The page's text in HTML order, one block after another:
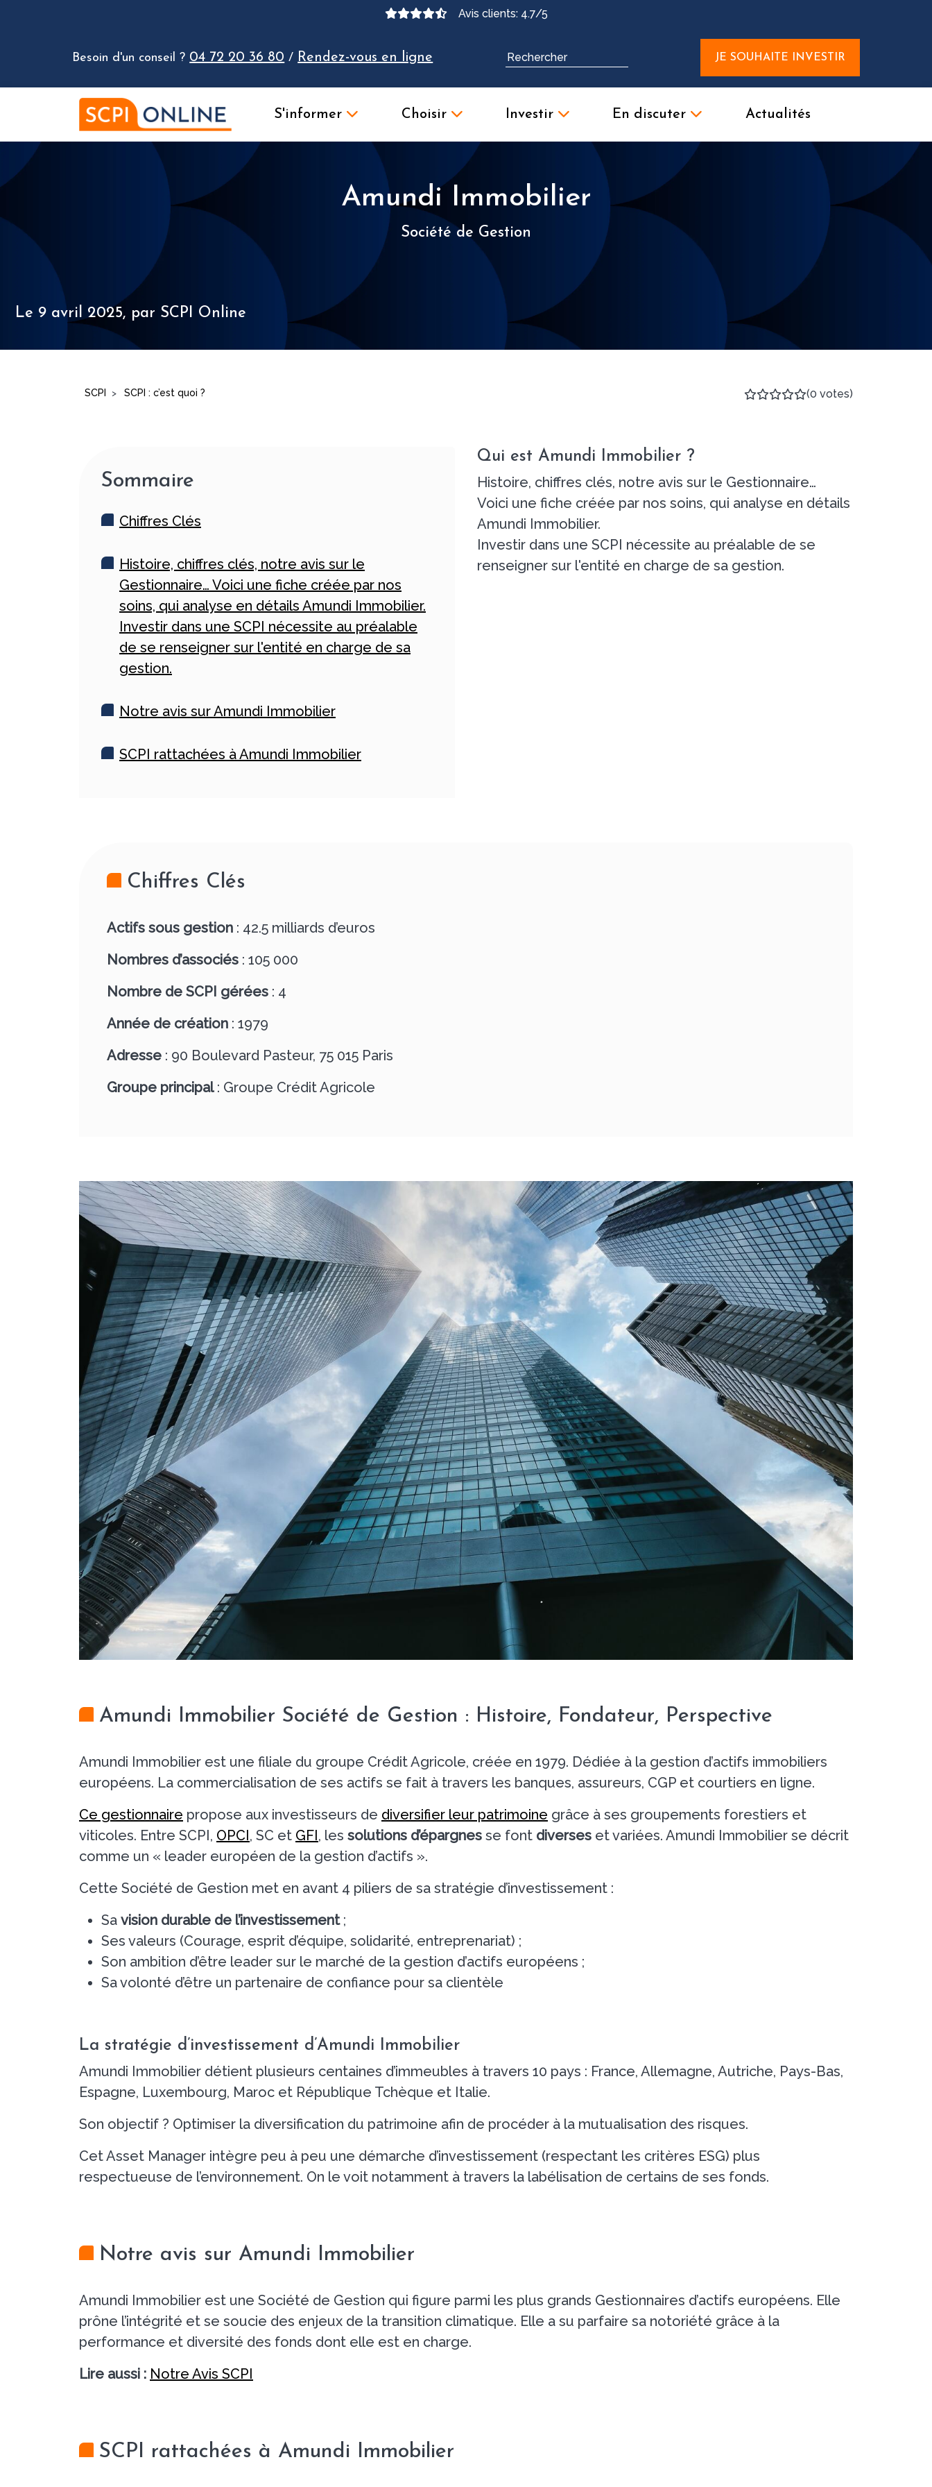
Avis clients: 4.7/5
Besoin d'un conseil ? 04 72 20 36 80 / Rendez-vous en ligne JE SOUHAITE INVESTIR
S'informer Choisir Investir En discuter Actualités
Amundi Immobilier
Société de Gestion
Le 9 avril 2025, par SCPI Online
SCPI > SCPI : c’est quoi ? (0 votes)
Sommaire
Chiffres Clés
Histoire, chiffres clés, notre avis sur le
Gestionnaire… Voici une fiche créée par nos
soins, qui analyse en détails Amundi Immobilier.
Investir dans une SCPI nécessite au préalable
de se renseigner sur l'entité en charge de sa
gestion.
Notre avis sur Amundi Immobilier
SCPI rattachées à Amundi Immobilier
Qui est Amundi Immobilier ?
Histoire, chiffres clés, notre avis sur le Gestionnaire…
Voici une fiche créée par nos soins, qui analyse en détails
Amundi Immobilier.
Investir dans une SCPI nécessite au préalable de se
renseigner sur l'entité en charge de sa gestion.
Chiffres Clés
Actifs sous gestion : 42.5 milliards d’euros
Nombres d’associés : 105 000
Nombre de SCPI gérées : 4
Année de création : 1979
Adresse : 90 Boulevard Pasteur, 75 015 Paris
Groupe principal: Groupe Crédit Agricole
Amundi Immobilier Société de Gestion : Histoire, Fondateur, Perspective
Amundi Immobilier est une filiale du groupe Crédit Agricole, créée en 1979. Dédiée à la gestion d’actifs immobiliers
européens. La commercialisation de ses actifs se fait à travers les banques, assureurs, CGP et courtiers en ligne.
Ce gestionnaire propose aux investisseurs de diversifier leur patrimoine grâce à ses groupements forestiers et
viticoles. Entre SCPI, OPCI, SC et GFI, les solutions d’épargnes se font diverses et variées. Amundi Immobilier se décrit
comme un « leader européen de la gestion d’actifs ».
Cette Société de Gestion met en avant 4 piliers de sa stratégie d’investissement :
Sa vision durable de l’investissement;
Ses valeurs (Courage, esprit d’équipe, solidarité, entreprenariat) ;
Son ambition d’être leader sur le marché de la gestion d’actifs européens ;
Sa volonté d’être un partenaire de confiance pour sa clientèle
La stratégie d’investissement d’Amundi Immobilier
Amundi Immobilier détient plusieurs centaines d’immeubles à travers 10 pays : France, Allemagne, Autriche, Pays-Bas,
Espagne, Luxembourg, Maroc et République Tchèque et Italie.
Son objectif ? Optimiser la diversification du patrimoine afin de procéder à la mutualisation des risques.
Cet Asset Manager intègre peu à peu une démarche d’investissement (respectant les critères ESG) plus
respectueuse de l’environnement. On le voit notamment à travers la labélisation de certains de ses fonds.
Notre avis sur Amundi Immobilier
Amundi Immobilier est une Société de Gestion qui figure parmi les plus grands Gestionnaires d’actifs européens. Elle
prône l’intégrité et se soucie des enjeux de la transition climatique. Elle a su parfaire sa notoriété grâce à la
performance et diversité des fonds dont elle est en charge.
Lire aussi : Notre Avis SCPI
SCPI rattachées à Amundi Immobilier